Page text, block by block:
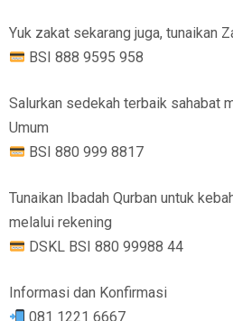
Yuk zakat sekarang juga, tunaikan
BSI 888 9595 958
Salurkan sedekah terbaik sahabat
Umum
BSI 880 999 8817
Tunaikan Ibadah Qurban untuk
melalui rekening
DSKL BSI 880 99988 44
Informasi dan Konfirmasi
081 1221 6667